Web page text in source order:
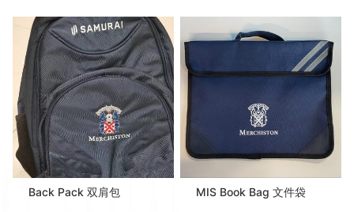
Back Pack 双肩包 MIS Book Bag 文件袋